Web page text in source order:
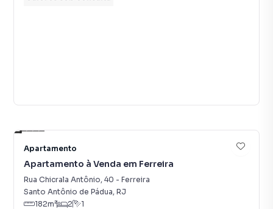
Apartamento
Apartamento à Venda em Ferreira
Rua Chicrala Antônio, 40 - Ferreira
Santo Antônio de Pádua, RJ
182m² 2 1